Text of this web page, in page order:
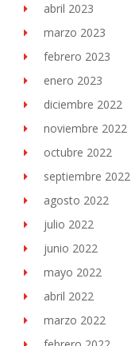
abril 2023
marzo 2023
febrero 2023
enero 2023
diciembre 2022
noviembre 2022
octubre 2022
septiembre 2022
agosto 2022
julio 2022
junio 2022
mayo 2022
abril 2022
marzo 2022